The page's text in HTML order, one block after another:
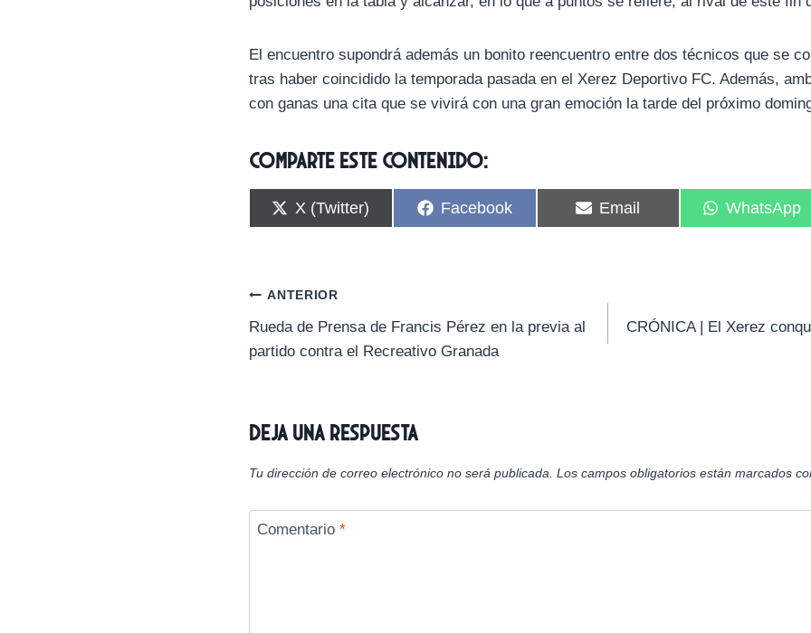
El encuentro supondrá además un bonito reencuentro entre dos técnicos que se
tras haber coincidido la temporada pasada en el Xerez Deportivo FC. Además,
con ganas una cita que se vivirá con una gran emoción la tarde del próximo
Comparte este contenido:
C
o
r
t
i
r
e
X (Twitter)
C
o
i
r
e
Facebook
C
o
Email
C
o
i
r
WhatsApp
Navegación
de
ANTERIOR
Rueda de Prensa de Francis Pérez en la previa al
partido contra el Recreativo Granada
CRÓNICA | El Xerez
Deja una respuesta
Tu dirección de correo electrónico no será publicada. Los campos obligatorios están marcados
Comentario *